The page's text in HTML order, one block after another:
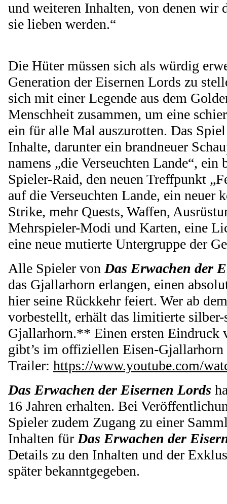
und weiteren Inhalten, von denen wir
sie lieben werden.“
Die Hüter müssen sich als würdig
Generation der Eisernen Lords zu
sich mit einer Legende aus dem
Menschheit zusammen, um eine
ein für alle Mal auszurotten. Das
Inhalte, darunter ein brandneuer
namens „die Verseuchten Lande“, ein
Spieler-Raid, den neuen Treffpunkt
auf die Verseuchten Lande, ein neuer
Strike, mehr Quests, Waffen,
Mehrspieler-Modi und Karten, eine
eine neue mutierte Untergruppe der
Alle Spieler vonDas Erwachen der
das Gjallarhorn erlangen, einen
hier seine Rückkehr feiert. Wer ab
vorbestellt, erhält das limitierte silber-
Gjallarhorn.** Einen ersten Eindruck
gibt’s im offiziellen Eisen-Gjallarhorn
Trailer: https://www.youtube.com/
Das Erwachen der Eisernen Lords
16 Jahren erhalten. Bei
Spieler zudem Zugang zu einer
Inhalten fürDas Erwachen der
Details zu den Inhalten und der
später bekanntgegeben.